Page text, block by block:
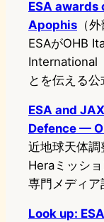
ESA awards
Apophis （外
ESAがOHB
International
とを伝える公
ESA and
Defence —
近地球天体
Heraミッシ
専門メディア
Look up: